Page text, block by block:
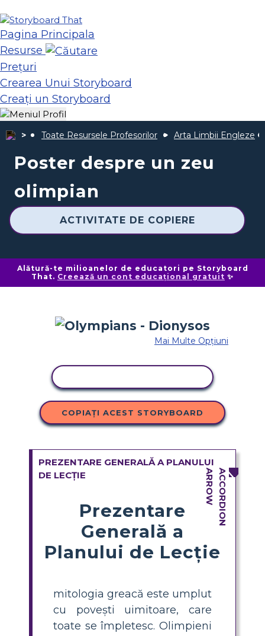
Pagina Principala
Resurse
Prețuri
Crearea Unui Storyboard
Creați un Storyboard
Toate Resursele Profesorilor Arta Limbii Engleze
Poster despre un zeu
olimpian
ACTIVITATE DE COPIERE
Alătură-te milioanelor de educatori pe Storyboard
That. Creează un cont educațional gratuit ✨
Mai Multe Opțiuni
COPIAȚI ACEST STORYBOARD
PREZENTARE GENERALĂ A PLANULUI
DE LECȚIE
Prezentare
Generală a
Planului de Lecție
mitologia greacă este umplut
cu povești uimitoare, care
toate se împletesc. Olimpieni